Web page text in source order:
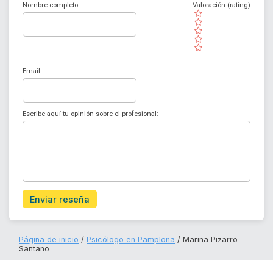
Nombre completo
( )
( )
( )
( )
( )
Valoración (rating)
Email
Escribe aquí tu opinión sobre el profesional:
Enviar reseña
Página de inicio Psicólogo en Pamplona
Marina Pizarro
Santano